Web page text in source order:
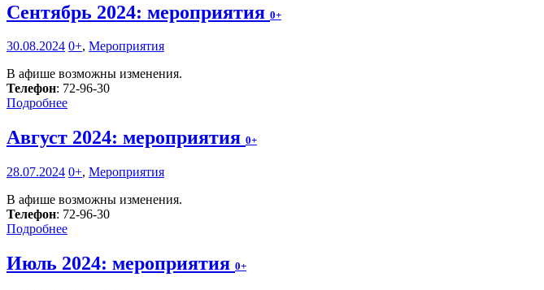
Сентябрь 2024: мероприятия 0+
30.08.2024 0+, Мероприятия
В афише возможны изменения.
Телефон: 72-96-30
Подробнее
Август 2024: мероприятия 0+
28.07.2024 0+, Мероприятия
В афише возможны изменения.
Телефон: 72-96-30
Подробнее
Июль 2024: мероприятия 0+